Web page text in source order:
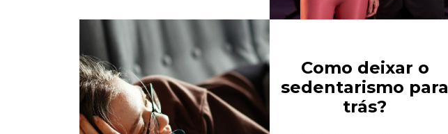
Como deixar o
sedentarismo para
trás?